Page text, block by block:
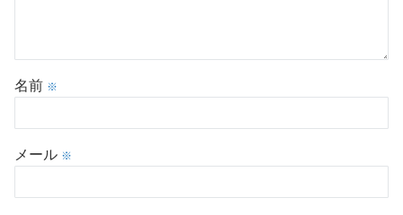
名前 ※
メール ※